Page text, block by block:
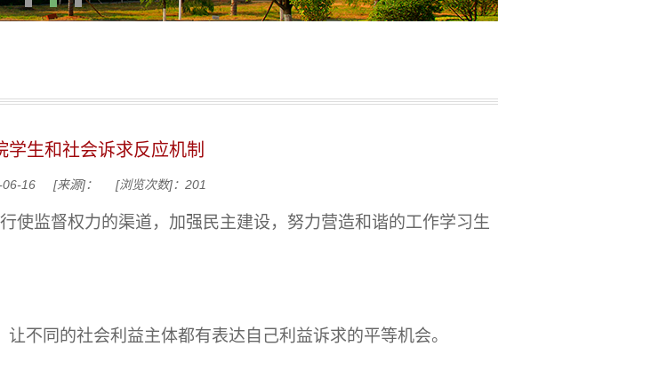
学生和社会诉求反应机制
06-16 [来源]： [浏览次数]： 201
使监督权力的渠道，加强民主建设，努力营造和谐的工作学习生
不同的社会利益主体都有表达自己利益诉求的平等机会。